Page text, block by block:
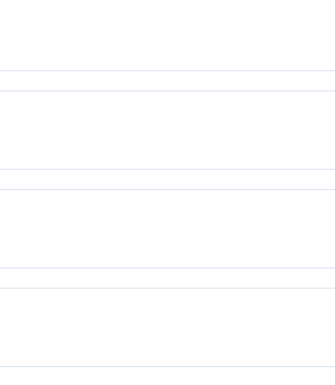
simultaneously.
quality preservation.
of our tools.